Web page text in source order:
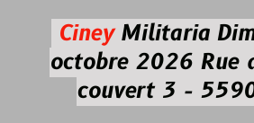
CineyMilitaria
octobre 2026Rue
couvert 3 -